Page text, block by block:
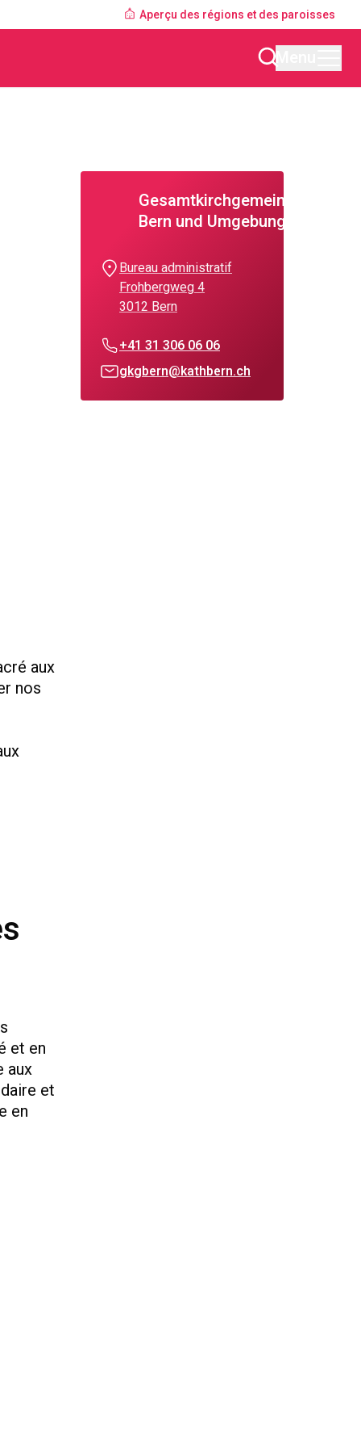
Aperçu des régions et des paroisses
Gesamtkirchgemeinde
Bern und Umgebung
Bureau administratif
Frohbergweg 4
3012 Bern
+41 31 306 06 06
gkgbern@kathbern.ch
aux
nos
et en
aux
et
en